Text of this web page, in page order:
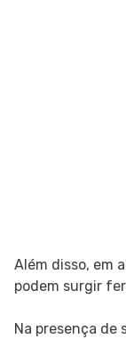
Além disso, em
podem surgir
Na presença de